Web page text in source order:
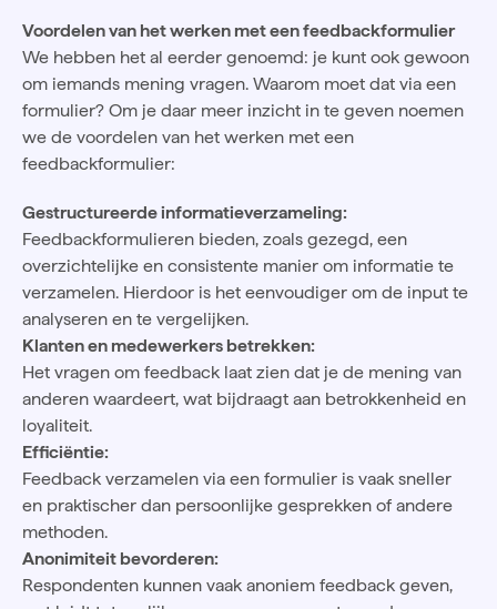
Voordelen van het werken met een feedbackformulier
We hebben het al eerder genoemd: je kunt ook gewoon
om iemands mening vragen. Waarom moet dat via een
formulier? Om je daar meer inzicht in te geven noemen
we de voordelen van het werken met een
feedbackformulier:
Gestructureerde informatieverzameling:
Feedbackformulieren bieden, zoals gezegd, een
overzichtelijke en consistente manier om informatie te
verzamelen. Hierdoor is het eenvoudiger om de input te
analyseren en te vergelijken.
Klanten en medewerkers betrekken:
Het vragen om feedback laat zien dat je de mening van
anderen waardeert, wat bijdraagt aan betrokkenheid en
loyaliteit.
Efficiëntie:
Feedback verzamelen via een formulier is vaak sneller
en praktischer dan persoonlijke gesprekken of andere
methoden.
Anonimiteit bevorderen:
Respondenten kunnen vaak anoniem feedback geven,